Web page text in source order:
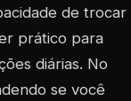
de trocar
prático para
diárias. No
se você